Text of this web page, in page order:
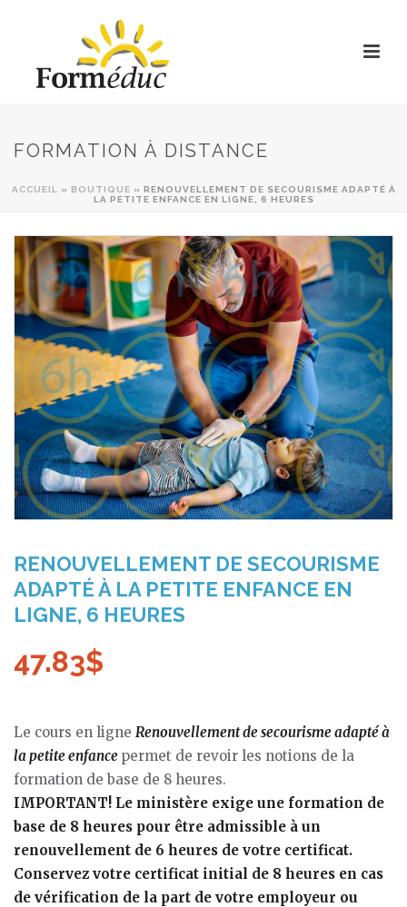
FORMATION À DISTANCE
ACCUEIL » BOUTIQUE » RENOUVELLEMENT DE SECOURISME ADAPTÉ À
LA PETITE ENFANCE EN LIGNE, 6 HEURES
RENOUVELLEMENT DE SECOURISME
ADAPTÉ À LA PETITE ENFANCE EN
LIGNE, 6 HEURES
47.83$
Le cours en ligne Renouvellement de secourisme adapté à
la petite enfance permet de revoir les notions de la
formation de base de 8 heures.
IMPORTANT! Le ministère exige une formation de
base de 8 heures pour être admissible à un
renouvellement de 6 heures de votre certificat.
Conservez votre certificat initial de 8 heures en cas
de vérification de la part de votre employeur ou